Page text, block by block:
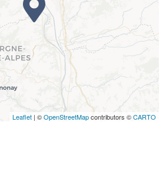
Leaflet | ©OpenStreetMapcontributors ©CARTO